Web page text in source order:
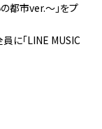
都市ver.～」をプ
に「LINE MUSIC